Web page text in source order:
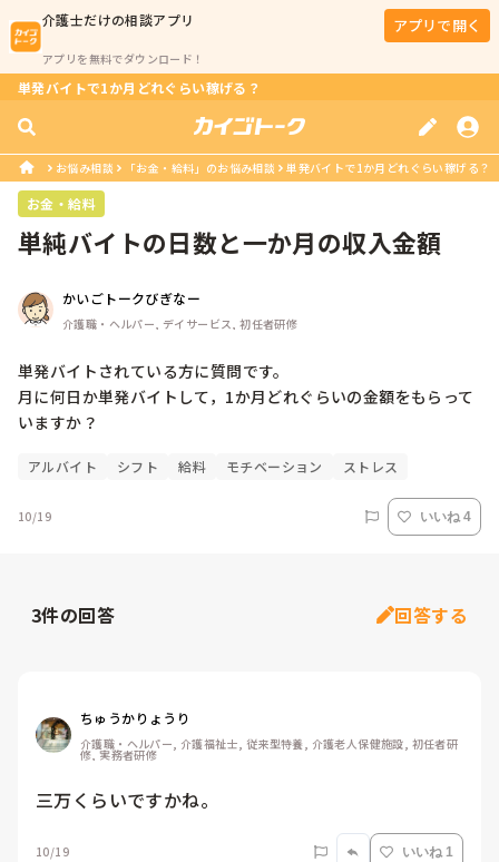
介護士だけの相談アプリ
アプリを無料でダウンロード！
アプリで開く
単発バイトで1か月どれぐらい稼げる？
お悩み相談 「お金・給料」のお悩み相談 単発バイトで1か月どれぐらい稼げる？
お金・給料
単純バイトの日数と一か月の収入金額
かいごトークびぎなー
介護職・ヘルパー, デイサービス, 初任者研修
単発バイトされている方に質問です。
月に何日か単発バイトして，1か月どれぐらいの金額をもらって
いますか？
アルバイト シフト 給料 モチベーション ストレス
10/19 いいね 4
3件の回答 回答する
ちゅうかりょうり
介護職・ヘルパー, 介護福祉士, 従来型特養, 介護老人保健施設, 初任者研
修, 実務者研修
三万くらいですかね。
10/19 いいね 1